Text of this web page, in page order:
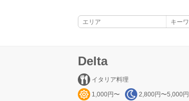
Delta
イタリア料理
1,000円〜 2,800円〜5,000円